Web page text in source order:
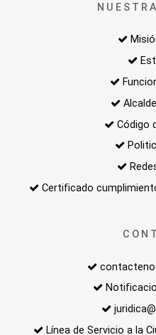
Código
Certificado
Línea de Servicio a la